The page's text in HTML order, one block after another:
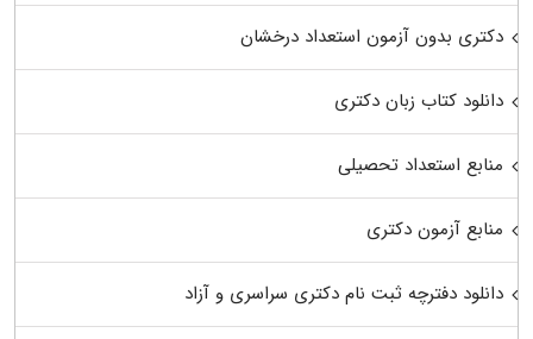
دکتری بدون آزمون استعداد درخشان
دانلود کتاب زبان دکتری
منابع استعداد تحصیلی
منابع آزمون دکتری
دانلود دفترچه ثبت نام دکتری سراسری و آزاد